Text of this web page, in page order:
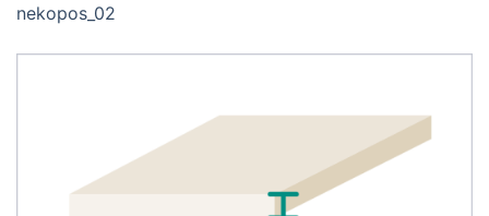
nekopos_02